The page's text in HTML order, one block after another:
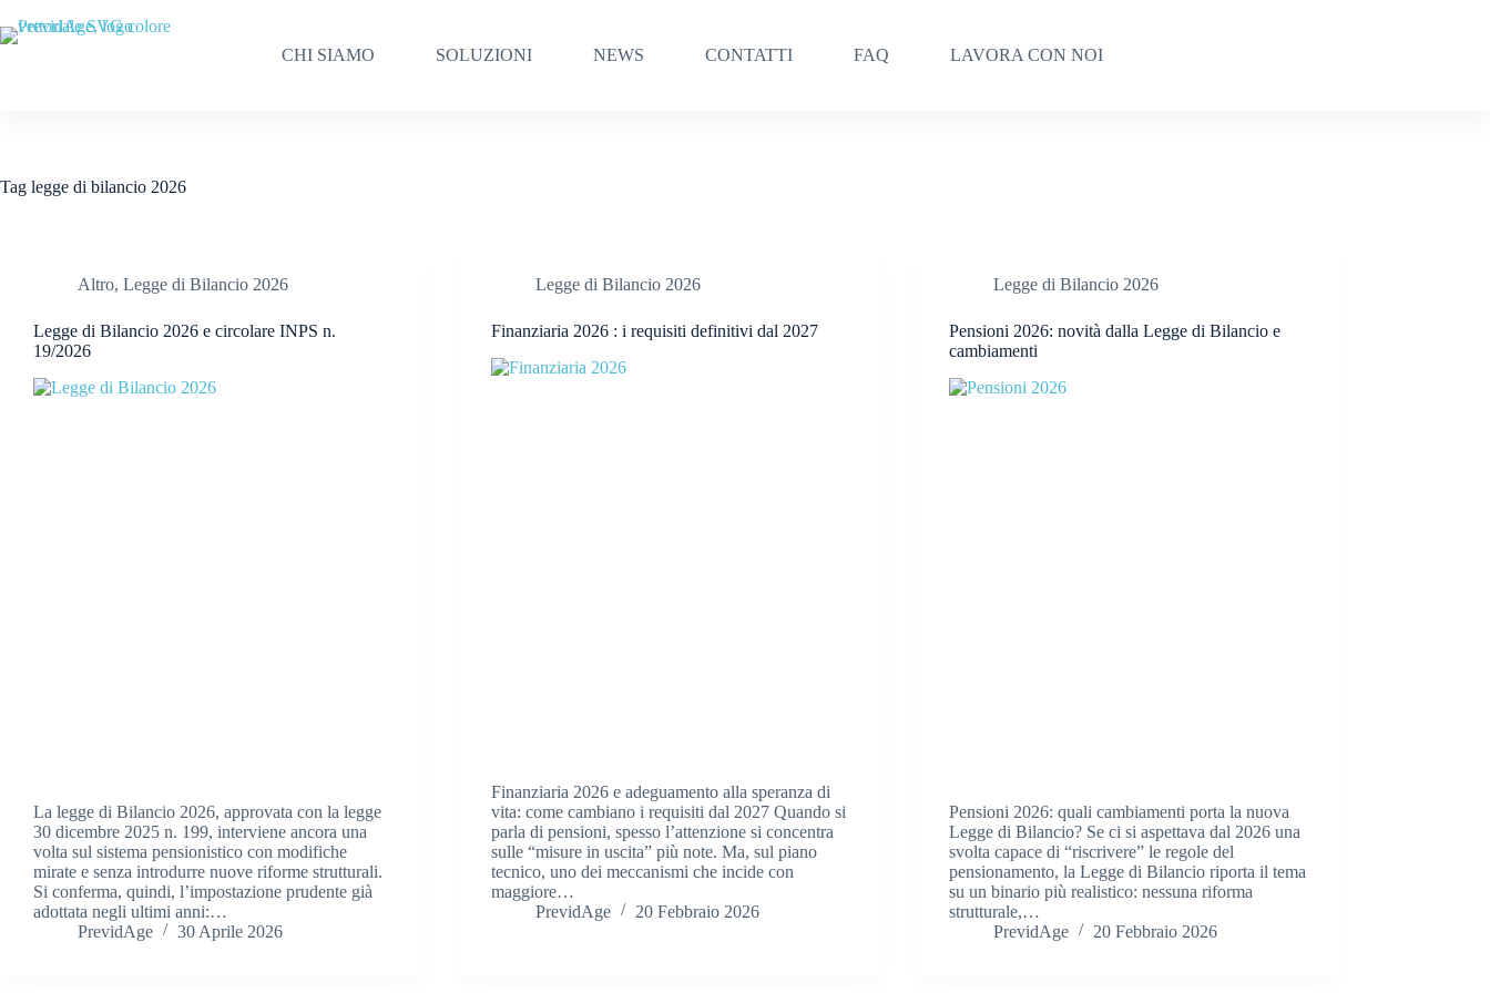
al
contenuto
CHI SIAMO SOLUZIONI NEWS CONTATTI FAQ LAVORA CON NOI
Tag legge di bilancio 2026
Altro, Legge di Bilancio 2026
Legge di Bilancio 2026 e circolare INPS n.
19/2026
La legge di Bilancio 2026, approvata con la legge
30 dicembre 2025 n. 199, interviene ancora una
volta sul sistema pensionistico con modifiche
mirate e senza introdurre nuove riforme strutturali.
Si conferma, quindi, l’impostazione prudente già
adottata negli ultimi anni:…
PrevidAge
30 Aprile 2026
Legge di Bilancio 2026
Finanziaria 2026 : i requisiti definitivi dal 2027
Finanziaria 2026 e adeguamento alla speranza di
vita: come cambiano i requisiti dal 2027 Quando si
parla di pensioni, spesso l’attenzione si concentra
sulle “misure in uscita” più note. Ma, sul piano
tecnico, uno dei meccanismi che incide con
maggiore…
PrevidAge
20 Febbraio 2026
Legge di Bilancio 2026
Pensioni 2026: novità dalla Legge di Bilancio e
cambiamenti
Pensioni 2026: quali cambiamenti porta la nuova
Legge di Bilancio? Se ci si aspettava dal 2026 una
svolta capace di “riscrivere” le regole del
pensionamento, la Legge di Bilancio riporta il tema
su un binario più realistico: nessuna riforma
strutturale,…
PrevidAge
20 Febbraio 2026